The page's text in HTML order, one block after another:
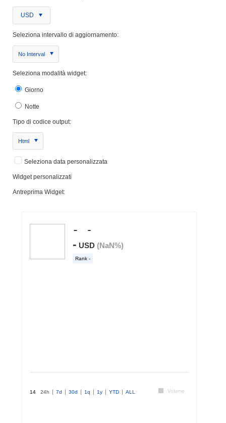
USD
Seleziona intervallo di aggiornamento:
No Interval
Seleziona modalità widget:
Giorno
Notte
Tipo di codice output:
Html
Seleziona data personalizzata
Widget personalizzati
Antreprima Widget: